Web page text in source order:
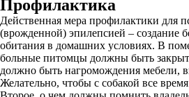
Профилактика
Действенная мера профилактики для
(врожденной) эпилепсией – создание
обитания в домашних условиях. В
больные питомцы должны быть
должно быть нагромождения мебели,
Желательно, чтобы с собакой все